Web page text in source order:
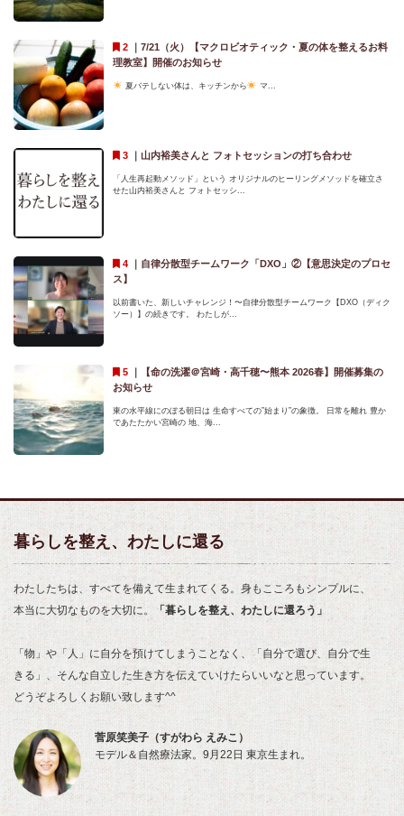
｜ 7/21（火）【マクロビオティック・夏の体を整えるお料
理教室】開催のお知らせ
夏バテしない体は、キッチンから マ...
｜ 山内裕美さんと フォトセッションの打ち合わせ
「人生再起動メソッド」という オリジナルのヒーリングメソッドを確立さ
せた山内裕美さんと フォトセッシ...
｜ 自律分散型チームワーク「DXO」②【意思決定のプロセ
ス】
以前書いた、新しいチャレンジ！〜自律分散型チームワーク【DXO（ディク
ソー）】の続きです。 わたしが...
｜
【命の洗濯＠宮崎・高千穂〜熊本 2026春】開催募集の
お知らせ
東の水平線にのぼる朝日は 生命すべての”始まり”の象徴。 日常を離れ 豊か
であたたかい宮崎の 地、海...
暮らしを整え、わたしに還る
わたしたちは、すべてを備えて生まれてくる。身もこころもシンプルに、
本当に大切なものを大切に。
「暮らしを整え、わたしに還ろう」
「物」や「人」に自分を預けてしまうことなく、「自分で選び、自分で生
きる」、そんな自立した生き方を伝えていけたらいいなと思っています。
どうぞよろしくお願い致します^^
菅原笑美子（すがわら えみこ）
モデル＆自然療法家。9月22日 東京生まれ。